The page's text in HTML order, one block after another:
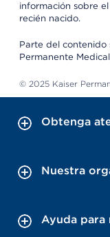
información sobre
recién nacido.
Parte del contenido
Permanente
© 2025 Kaiser
Obtenga
Nuestra
Ayuda para